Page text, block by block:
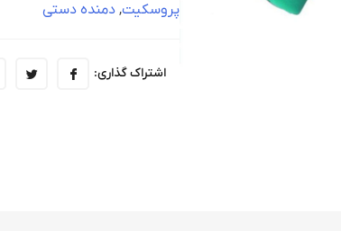
پروسکیت, دمنده دستی
اشتراک گذاری: